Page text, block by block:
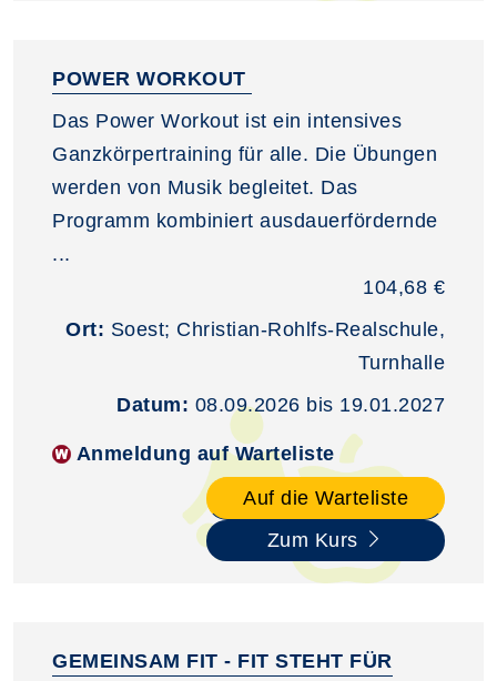
POWER WORKOUT
Das Power Workout ist ein intensives
Ganzkörpertraining für alle. Die Übungen
werden von Musik begleitet. Das
Programm kombiniert ausdauerfördernde
...
104,68 €
Ort: Soest; Christian-Rohlfs-Realschule,
Turnhalle
Datum: 08.09.2026 bis 19.01.2027
Anmeldung auf Warteliste
Auf die Warteliste
Zum Kurs
GEMEINSAM FIT - FIT STEHT FÜR